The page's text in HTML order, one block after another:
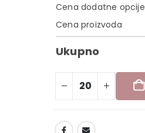
Cena dodatne opcije
Cena proizvoda
Ukupno